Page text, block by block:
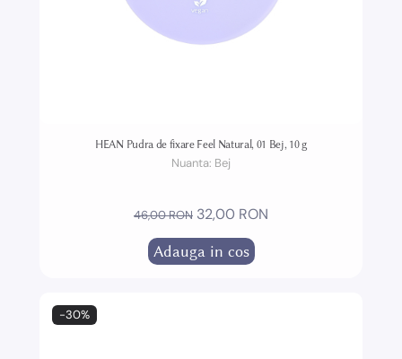
HEAN Pudra de fixare Feel Natural, 01 Bej, 10 g
Nuanta: Bej
46,00 RON 32,00 RON
Adauga in cos
-30%